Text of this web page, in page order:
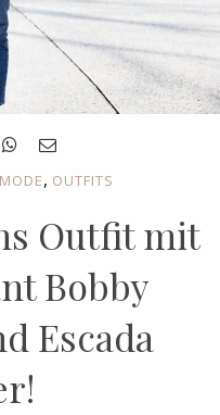
MODE, OUTFITS
Outfit mit
Bobby
Escada